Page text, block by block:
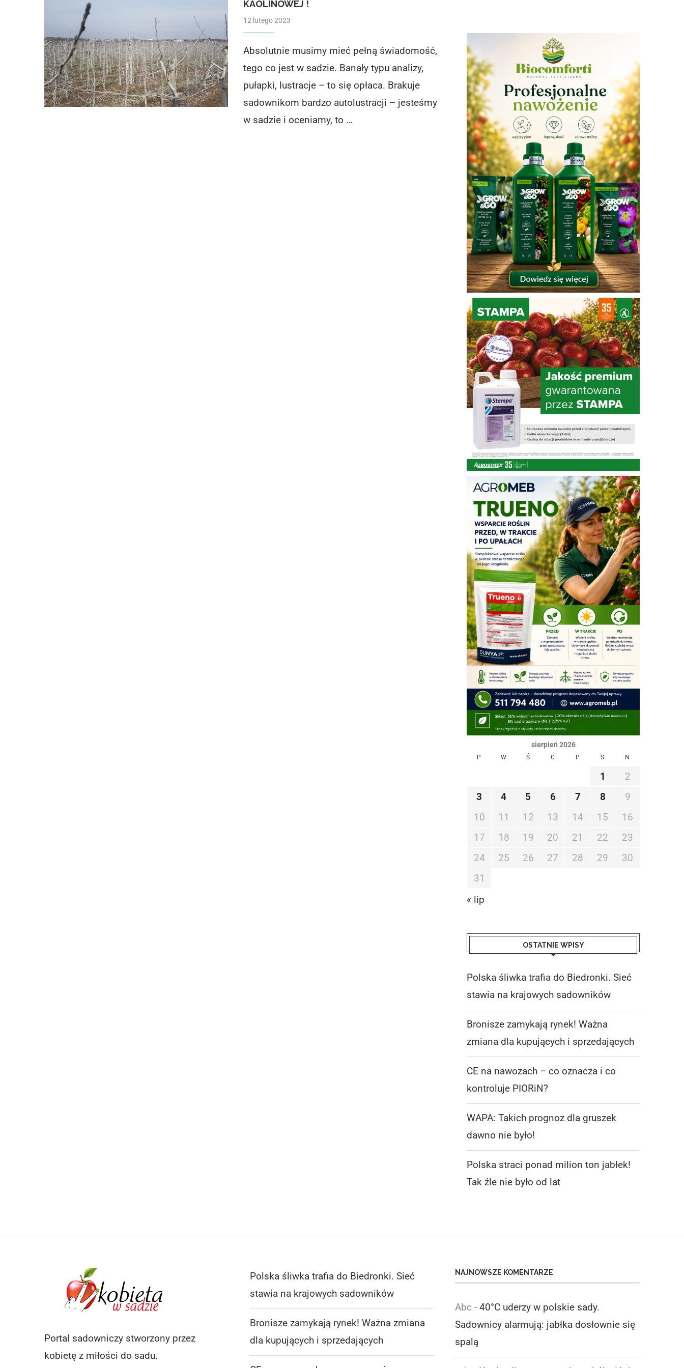
KAOLINOWEJ !
12 lutego 2023
Absolutnie musimy mieć pełną świadomość,
tego co jest w sadzie. Banały typu analizy,
pułapki, lustracje – to się opłaca. Brakuje
sadownikom bardzo autolustracji – jesteśmy
w sadzie i oceniamy, to …
sierpień 2026
P W Ś C P S N
1
2
3
4 5 6 7 8
9
10
11 12 13 14 15
16
17
18 19 20 21 22
23
24
25 26 27 28 29
30
31
« lip
OSTATNIE WPISY
Polska śliwka trafia do Biedronki. Sieć
stawia na krajowych sadowników
Bronisze zamykają rynek! Ważna
zmiana dla kupujących i sprzedających
CE na nawozach – co oznacza i co
kontroluje PIORiN?
WAPA: Takich prognoz dla gruszek
dawno nie było!
Polska straci ponad milion ton jabłek!
Tak źle nie było od lat
Portal sadowniczy stworzony przez
kobietę z miłości do sadu.
Polska śliwka trafia do Biedronki. Sieć
stawia na krajowych sadowników
Bronisze zamykają rynek! Ważna zmiana
dla kupujących i sprzedających
NAJNOWSZE KOMENTARZE
Abc -40°C uderzy w polskie sady.
Sadownicy alarmują: jabłka dosłownie się
spalą